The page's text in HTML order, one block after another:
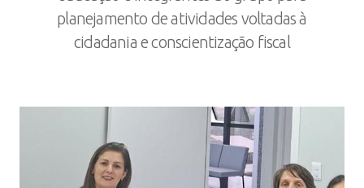
planejamento de atividades voltadas à
cidadania e conscientização fiscal